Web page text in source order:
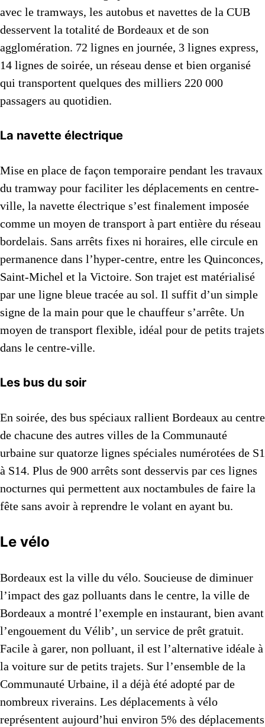
avec le tramways, les autobus et navettes de la CUB
desservent la totalité de Bordeaux et de son
agglomération. 72 lignes en journée, 3 lignes express,
14 lignes de soirée, un réseau dense et bien organisé
qui transportent quelques des milliers 220 000
passagers au quotidien.
La navette électrique
Mise en place de façon temporaire pendant les travaux
du tramway pour faciliter les déplacements en centre-
ville, la navette électrique s’est finalement imposée
comme un moyen de transport à part entière du réseau
bordelais. Sans arrêts fixes ni horaires, elle circule en
permanence dans l’hyper-centre, entre les Quinconces,
Saint-Michel et la Victoire. Son trajet est matérialisé
par une ligne bleue tracée au sol. Il suffit d’un simple
signe de la main pour que le chauffeur s’arrête. Un
moyen de transport flexible, idéal pour de petits trajets
dans le centre-ville.
Les bus du soir
En soirée, des bus spéciaux rallient Bordeaux au centre
de chacune des autres villes de la Communauté
urbaine sur quatorze lignes spéciales numérotées de S1
à S14. Plus de 900 arrêts sont desservis par ces lignes
nocturnes qui permettent aux noctambules de faire la
fête sans avoir à reprendre le volant en ayant bu.
Le vélo
Bordeaux est la ville du vélo. Soucieuse de diminuer
l’impact des gaz polluants dans le centre, la ville de
Bordeaux a montré l’exemple en instaurant, bien avant
l’engouement du Vélib’, un service de prêt gratuit.
Facile à garer, non polluant, il est l’alternative idéale à
la voiture sur de petits trajets. Sur l’ensemble de la
Communauté Urbaine, il a déjà été adopté par de
nombreux riverains. Les déplacements à vélo
représentent aujourd’hui environ 5% des déplacements